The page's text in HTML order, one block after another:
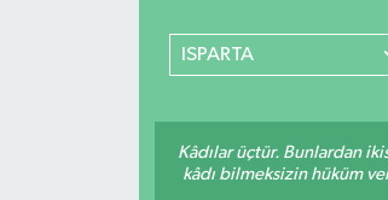
ISPARTA
Kâdılar üçtür. Bunlardan
kâdı bilmeksizin hüküm